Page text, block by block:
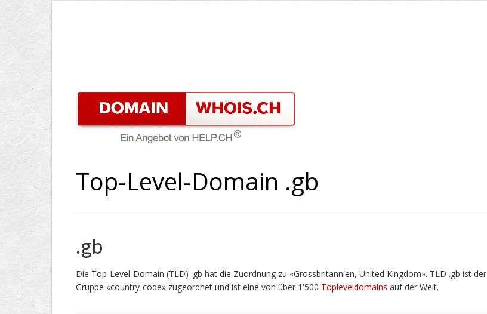
Top-Level-Domain .gb
.gb
Die Top-Level-Domain (TLD) .gb hat die Zuordnung zu «Grossbritannien, United Kingdom». TLD .gb ist der
Gruppe «country-code» zugeordnet und ist eine von über 1'500 Topleveldomains auf der Welt.